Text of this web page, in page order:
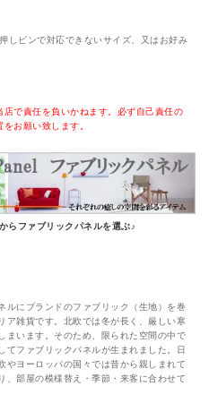
しピンで対応できないサイズ、又はお好み
で責任を負いかねます。必ず自己責任の
お願い致します。
らファブリックパネルを選ぶ♪
ルにブランドのファブリック（生地）を巻
ア雑貨です。北欧では冬が長く、厳しい寒
まいます。そのため、限られた空間の中で
てファブリックパネルが生まれました。日
やヨーロッパの国々では昔から親しまれて
、部屋の模様替え・季節・来客に合わせて